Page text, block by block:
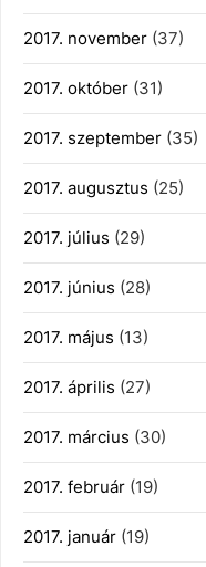
2017. november (37)
2017. október (31)
2017. szeptember (35)
2017. augusztus (25)
2017. július (29)
2017. június (28)
2017. május (13)
2017. április (27)
2017. március (30)
2017. február (19)
2017. január (19)